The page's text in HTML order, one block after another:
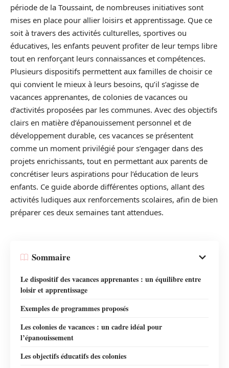
période de la Toussaint, de nombreuses initiatives sont
mises en place pour allier loisirs et apprentissage. Que ce
soit à travers des activités culturelles, sportives ou
éducatives, les enfants peuvent profiter de leur temps libre
tout en renforçant leurs connaissances et compétences.
Plusieurs dispositifs permettent aux familles de choisir ce
qui convient le mieux à leurs besoins, qu’il s’agisse de
vacances apprenantes, de colonies de vacances ou
d’activités proposées par les communes. Avec des objectifs
clairs en matière d’épanouissement personnel et de
développement durable, ces vacances se présentent
comme un moment privilégié pour s’engager dans des
projets enrichissants, tout en permettant aux parents de
concrétiser leurs aspirations pour l’éducation de leurs
enfants. Ce guide aborde différentes options, allant des
activités ludiques aux renforcements scolaires, afin de bien
préparer ces deux semaines tant attendues.
Sommaire
Le dispositif des vacances apprenantes : un équilibre entre
loisir et apprentissage
Exemples de programmes proposés
Les colonies de vacances : un cadre idéal pour
l’épanouissement
Les objectifs éducatifs des colonies